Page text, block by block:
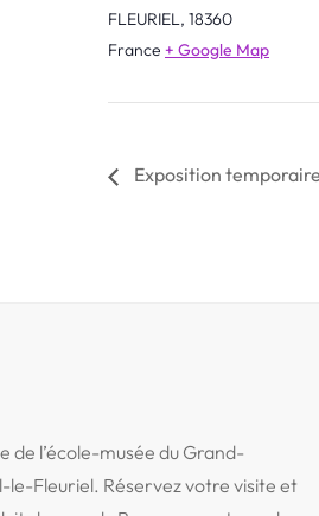
FLEURIEL , 18360
France + Google Map
Exposition
de l’école-musée du Grand-
le-Fleuriel. Réservez votre visite et